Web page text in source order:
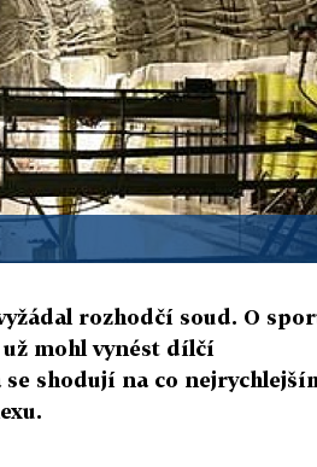
rozhodčí soud. O
mohl vynést dílčí
shodují na co